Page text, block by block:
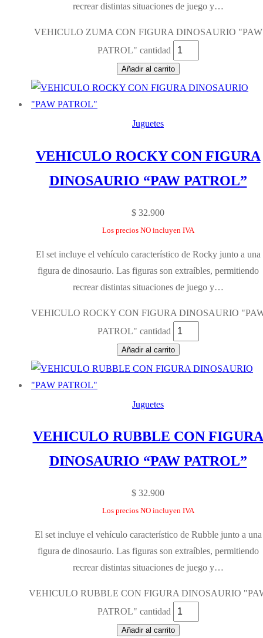
recrear distintas situaciones de juego y…
VEHICULO ZUMA CON FIGURA DINOSAURIO "PAW
PATROL" cantidad
Añadir al carrito
Juguetes
VEHICULO ROCKY CON FIGURA
DINOSAURIO “PAW PATROL”
$ 32.900
Los precios NO incluyen IVA
El set incluye el vehículo característico de Rocky junto a una
figura de dinosaurio. Las figuras son extraíbles, permitiendo
recrear distintas situaciones de juego y…
VEHICULO ROCKY CON FIGURA DINOSAURIO
PATROL" cantidad
Añadir al carrito
Juguetes
VEHICULO RUBBLE CON FIGURA
DINOSAURIO “PAW PATROL”
$ 32.900
Los precios NO incluyen IVA
El set incluye el vehículo característico de Rubble junto a una
figura de dinosaurio. Las figuras son extraíbles, permitiendo
recrear distintas situaciones de juego y…
VEHICULO RUBBLE CON FIGURA DINOSAURIO
PATROL" cantidad
Añadir al carrito